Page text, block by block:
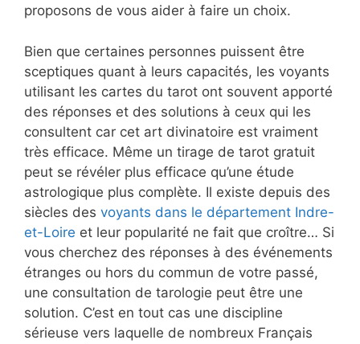
proposons de vous aider à faire un choix.
Bien que certaines personnes puissent être
sceptiques quant à leurs capacités, les voyants
utilisant les cartes du tarot ont souvent apporté
des réponses et des solutions à ceux qui les
consultent car cet art divinatoire est vraiment
très efficace. Même un tirage de tarot gratuit
peut se révéler plus efficace qu’une étude
astrologique plus complète. Il existe depuis des
siècles des voyants dans le département Indre-
et-Loire et leur popularité ne fait que croître… Si
vous cherchez des réponses à des événements
étranges ou hors du commun de votre passé,
une consultation de tarologie peut être une
solution. C’est en tout cas une discipline
sérieuse vers laquelle de nombreux Français